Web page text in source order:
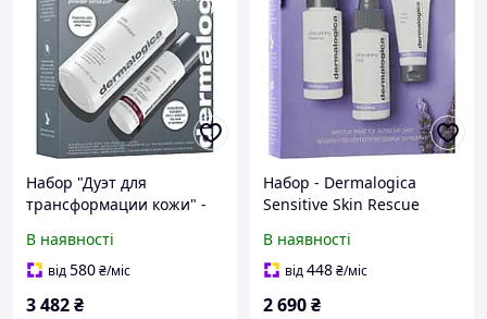
Набор "Дуэт для
трансформации кожи" -
Transformation Duo
(wash/powder/40g +
В наявності
від580₴/міс
3 482₴
Набор - Dermalogica
Sensitive Skin Rescue
gel/15ml) (860739-2)
В наявності
від448₴/міс
2 690₴